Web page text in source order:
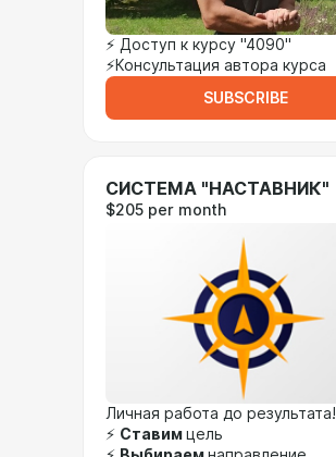
⚡ Доступ к курсу "4090"
⚡Консультация автора курса
SUBSCRIBE
СИСТЕМА "НАСТАВНИК"
$205 per month
Личная работа до результата!
⚡ Ставимцель